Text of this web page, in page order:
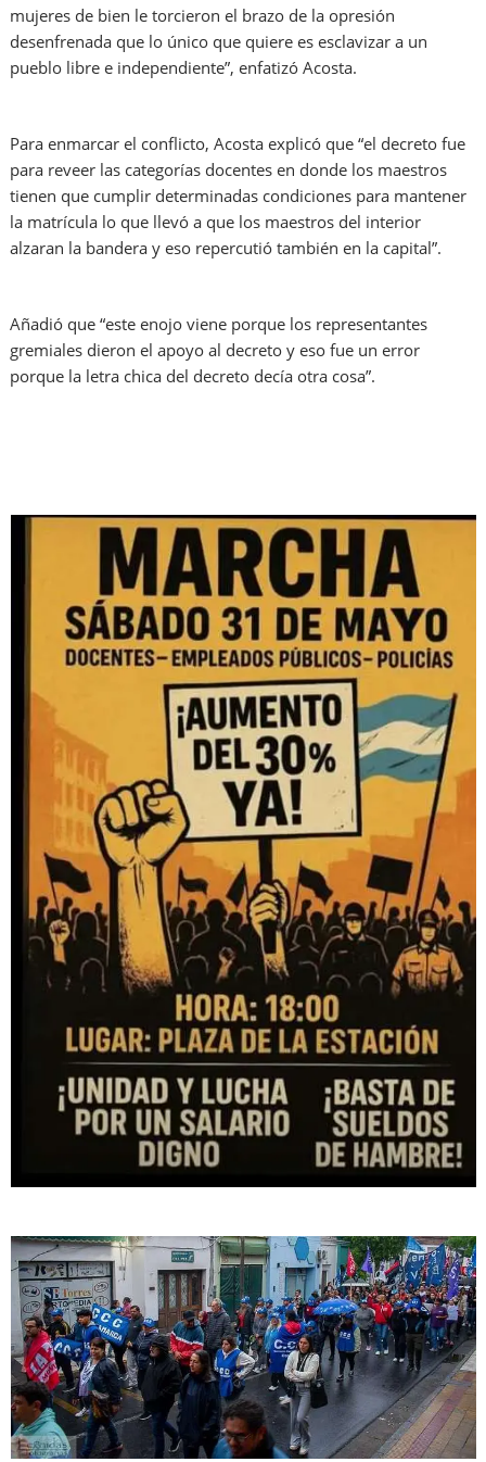
mujeres de bien le torcieron el brazo de la opresión
desenfrenada que lo único que quiere es esclavizar a un
pueblo libre e independiente”, enfatizó Acosta.
Para enmarcar el conflicto, Acosta explicó que “el decreto fue
para reveer las categorías docentes en donde los maestros
tienen que cumplir determinadas condiciones para mantener
la matrícula lo que llevó a que los maestros del interior
alzaran la bandera y eso repercutió también en la capital”.
Añadió que “este enojo viene porque los representantes
gremiales dieron el apoyo al decreto y eso fue un error
porque la letra chica del decreto decía otra cosa”.